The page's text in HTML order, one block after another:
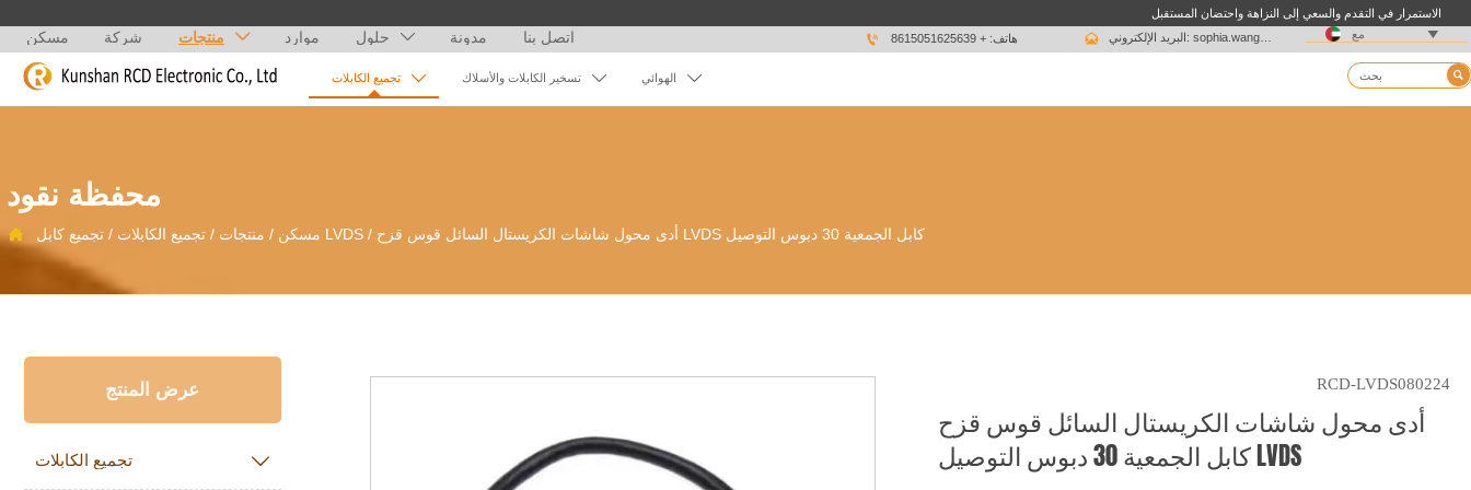
الاستمرار في التقدم والسعي إلى النزاهة واحتضان المستقبل
مسكن شركة منتجات  موارد حلول  مدونة اتصل بنا  هاتف: + 8615051625639  مع 
تجميع الكابلات  تسخير الكابلات والأسلاك  الهوائي  
محفظة نقود
 مسكن / منتجات /تجميع الكابلات / تجميع كابل LVDS/ أدى محول شاشات الكريستال السائل قوس قزح LVDS كابل الجمعية 30 دبوس التوصيل
عرض المنتج
تجميع الكابلات 
RCD-LVDS080224
أدى محول شاشات الكريستال السائل قوس قزح
LVDS كابل الجمعية 30 دبوس التوصيل